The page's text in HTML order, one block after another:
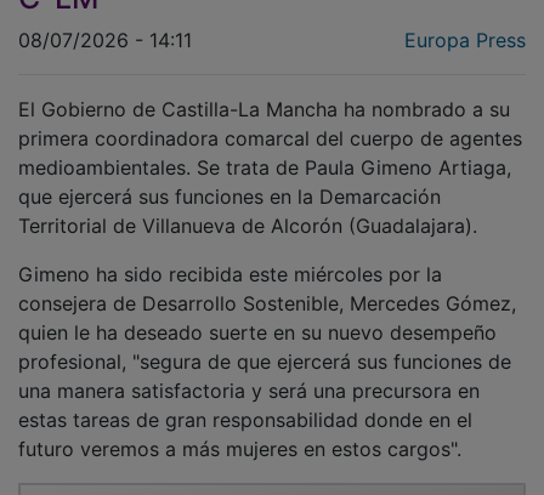
primera coordinadora comarcal del cuerpo de agentes
medioambientales. Se trata de Paula Gimeno Artiaga,
que ejercerá sus funciones en la Demarcación
Territorial de Villanueva de Alcorón (Guadalajara).
consejera de Desarrollo Sostenible, Mercedes Gómez,
quien le ha deseado suerte en su nuevo desempeño
profesional, "segura de que ejercerá sus funciones de
una manera satisfactoria y será una precursora en
estas tareas de gran responsabilidad donde en el
futuro veremos a más mujeres en estos cargos".